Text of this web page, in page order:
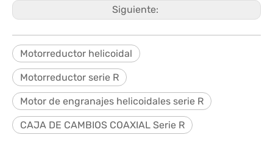
Siguiente:
Motorreductor helicoidal
Motorreductor serie R
Motor de engranajes helicoidales serie R
CAJA DE CAMBIOS COAXIAL Serie R